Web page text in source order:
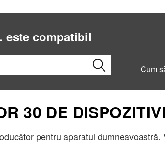
este compatibil
Cum
30 DE
pentru aparatul